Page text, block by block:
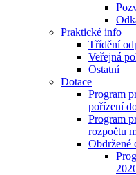
Praktické info
Třídění
Veřejná
Ostatní
Dotace
Program
pořízení
Program
rozpočtu
Obdržené